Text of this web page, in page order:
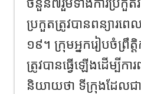
ចំនួន៧រួមទាំងការប្រកួតវ
ប្រកួតត្រូវបានពន្យារ
១៩។ ក្រុមអ្នករៀបចំព្រឹ
ត្រូវបានធ្វើឡើងដើម្បីក
និយាយថា ទីក្រុងដែលជ